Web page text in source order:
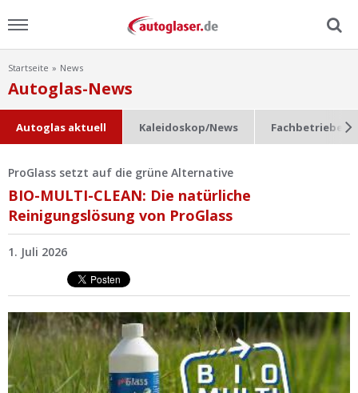
Home
Ratgeber
Scheibensuche
Lexikon
Ist Ihre Werkstatt schon dabei?
Startseite News
Autoglas-News
Autoglas aktuell Kaleidoskop/News Fachbetriebe
ProGlass setzt auf die grüne Alternative
BIO-MULTI-CLEAN: Die natürliche
Reinigungslösung von ProGlass
1. Juli 2026